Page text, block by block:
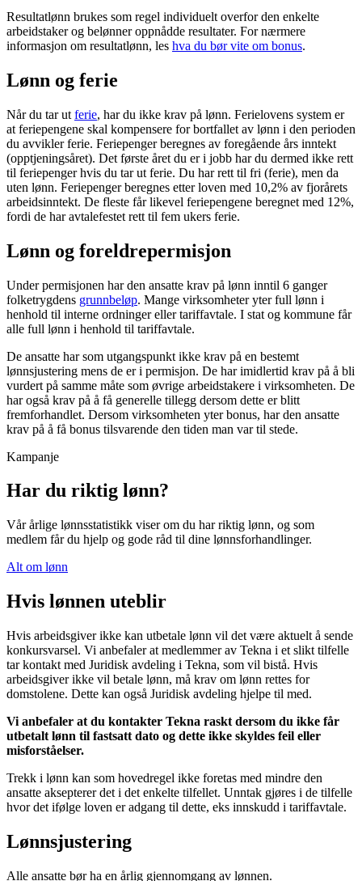
Resultatlønn brukes som regel individuelt overfor den enkelte
arbeidstaker og belønner oppnådde resultater. For nærmere
informasjon om resultatlønn, les hva du bør vite om bonus.
Lønn og ferie
Når du tar ut ferie, har du ikke krav på lønn. Ferielovens system er
at feriepengene skal kompensere for bortfallet av lønn i den perioden
du avvikler ferie. Feriepenger beregnes av foregående års inntekt
(opptjeningsåret). Det første året du er i jobb har du dermed ikke rett
til feriepenger hvis du tar ut ferie. Du har rett til fri (ferie), men da
uten lønn. Feriepenger beregnes etter loven med 10,2% av fjorårets
arbeidsinntekt. De fleste får likevel feriepengene beregnet med 12%,
fordi de har avtalefestet rett til fem ukers ferie.
Lønn og foreldrepermisjon
Under permisjonen har den ansatte krav på lønn inntil 6 ganger
folketrygdens grunnbeløp. Mange virksomheter yter full lønn i
henhold til interne ordninger eller tariffavtale. I stat og kommune får
alle full lønn i henhold til tariffavtale.
De ansatte har som utgangspunkt ikke krav på en bestemt
lønnsjustering mens de er i permisjon. De har imidlertid krav på å bli
vurdert på samme måte som øvrige arbeidstakere i virksomheten. De
har også krav på å få generelle tillegg dersom dette er blitt
fremforhandlet. Dersom virksomheten yter bonus, har den ansatte
krav på å få bonus tilsvarende den tiden man var til stede.
Kampanje
Har du riktig lønn?
Vår årlige lønnsstatistikk viser om du har riktig lønn, og som
medlem får du hjelp og gode råd til dine lønnsforhandlinger.
Alt om lønn
Hvis lønnen uteblir
Hvis arbeidsgiver ikke kan utbetale lønn vil det være aktuelt å sende
konkursvarsel. Vi anbefaler at medlemmer av Tekna i et slikt tilfelle
tar kontakt med Juridisk avdeling i Tekna, som vil bistå. Hvis
arbeidsgiver ikke vil betale lønn, må krav om lønn rettes for
domstolene. Dette kan også Juridisk avdeling hjelpe til med.
Vi anbefaler at du kontakter Tekna raskt dersom du ikke får
utbetalt lønn til fastsatt dato og dette ikke skyldes feil eller
misforståelser.
Trekk i lønn kan som hovedregel ikke foretas med mindre den
ansatte aksepterer det i det enkelte tilfellet. Unntak gjøres i de tilfelle
hvor det ifølge loven er adgang til dette, eks innskudd i tariffavtale.
Lønnsjustering
Alle ansatte bør ha en årlig gjennomgang av lønnen.